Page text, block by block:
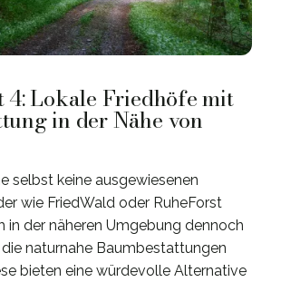
Lokale Friedhöfe mit
in der Nähe von
selbst keine ausgewiesenen
wie FriedWald oder RuheForst
in der näheren Umgebung dennoch
naturnahe Baumbestattungen
bieten eine würdevolle Alternative